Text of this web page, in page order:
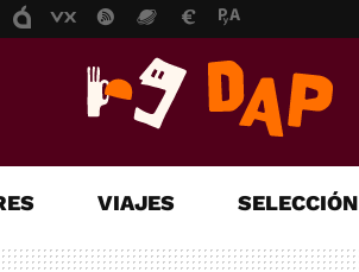
VIAJES SELECCIÓN